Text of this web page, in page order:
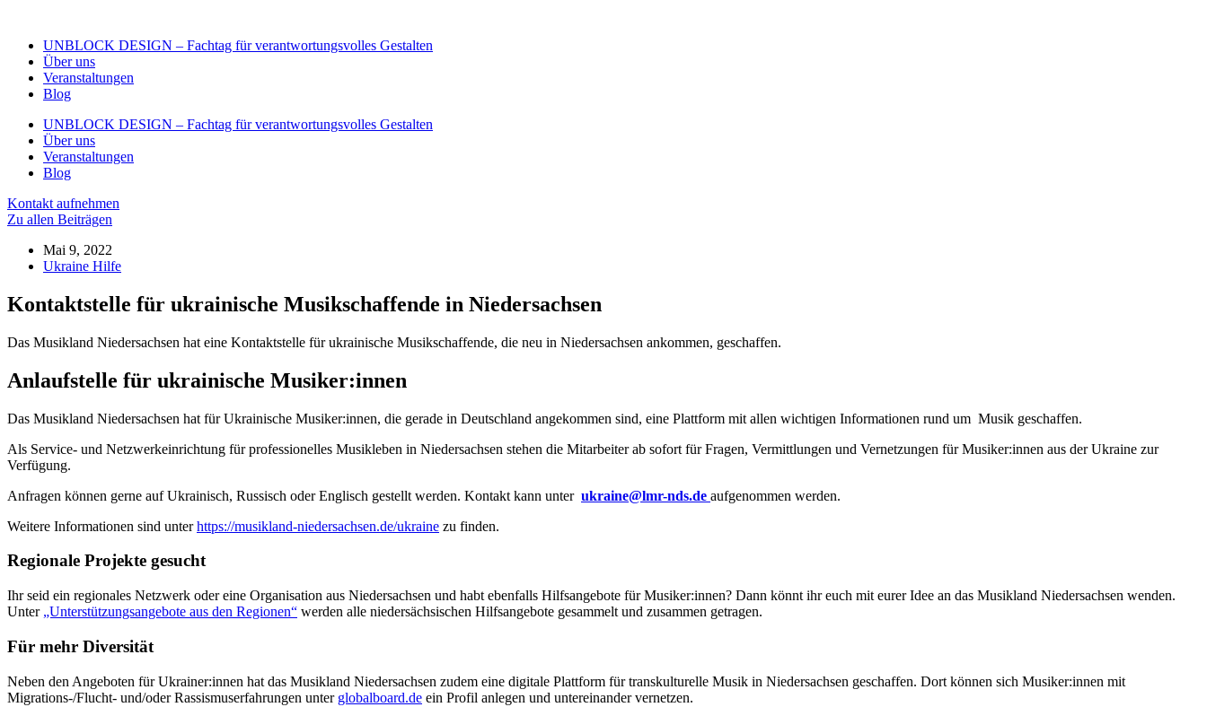
wechselnUNBLOCK DESIGN – Fachtag für verantwortungsvolles Gestalten
Über uns
Veranstaltungen
Blog
UNBLOCK DESIGN – Fachtag für verantwortungsvolles Gestalten
Über uns
Veranstaltungen
Blog
Kontakt aufnehmen
Zu allen Beiträgen
Mai 9, 2022
Ukraine Hilfe
Kontaktstelle für ukrainische Musikschaffende in Niedersachsen
Das Musikland Niedersachsen hat eine Kontaktstelle für ukrainische Musikschaffende, die neu in Niedersachsen ankommen, geschaffen.
Anlaufstelle für ukrainische Musiker:innen
Das Musikland Niedersachsen hat für Ukrainische Musiker:innen, die gerade in Deutschland angekommen sind, eine Plattform mit allen wichtigen Informationen rund um Musik geschaffen.
Als Service- und Netzwerkeinrichtung für professionelles Musikleben in Niedersachsen stehen die Mitarbeiter ab sofort für Fragen, Vermittlungen und Vernetzungen für Musiker:innen aus der Ukraine zur
Verfügung.
Anfragen können gerne auf Ukrainisch, Russisch oder Englisch gestellt werden. Kontakt kann unter ukraine@lmr-nds.de aufgenommen werden.
Weitere Informationen sind unterhttps://musikland-niedersachsen.de/ukraine zu finden.
Regionale Projekte gesucht
Ihr seid ein regionales Netzwerk oder eine Organisation aus Niedersachsen und habt ebenfalls Hilfsangebote für Musiker:innen? Dann könnt ihr euch mit eurer Idee an das Musikland Niedersachsen wenden.
Unter „Unterstützungsangebote aus den Regionen“ werden alle niedersächsischen Hilfsangebote gesammelt und zusammen getragen.
Für mehr Diversität
Neben den Angeboten für Ukrainer:innen hat das Musikland Niedersachsen zudem eine digitale Plattform für transkulturelle Musik in Niedersachsen geschaffen. Dort können sich Musiker:innen mit
Migrations-/Flucht- und/oder Rassismuserfahrungen unter globalboard.de ein Profil anlegen und untereinander vernetzen.